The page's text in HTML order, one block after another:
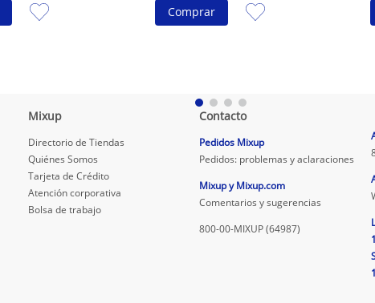
Comprar
Mixup
Directorio de Tiendas
Quiénes Somos
Tarjeta de Crédito
Atención corporativa
Bolsa de trabajo
Contacto
Pedidos Mixup
Pedidos: problemas y aclaraciones
Mixup y Mixup.com
Comentarios y sugerencias
800-00-MIXUP (64987)